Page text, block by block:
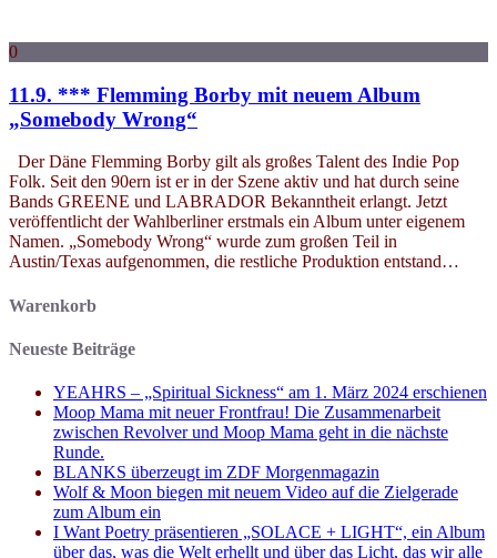
0
11.9. *** Flemming Borby mit neuem Album
„Somebody Wrong“
Der Däne Flemming Borby gilt als großes Talent des Indie Pop
Folk. Seit den 90ern ist er in der Szene aktiv und hat durch seine
Bands GREENE und LABRADOR Bekanntheit erlangt. Jetzt
veröffentlicht der Wahlberliner erstmals ein Album unter eigenem
Namen. „Somebody Wrong“ wurde zum großen Teil in
Austin/Texas aufgenommen, die restliche Produktion entstand…
Warenkorb
Neueste Beiträge
YEAHRS – „Spiritual Sickness“ am 1. März 2024 erschienen
Moop Mama mit neuer Frontfrau! Die Zusammenarbeit
zwischen Revolver und Moop Mama geht in die nächste
Runde.
BLANKS überzeugt im ZDF Morgenmagazin
Wolf & Moon biegen mit neuem Video auf die Zielgerade
zum Album ein
I Want Poetry präsentieren „SOLACE + LIGHT“, ein Album
über das, was die Welt erhellt und über das Licht, das wir alle